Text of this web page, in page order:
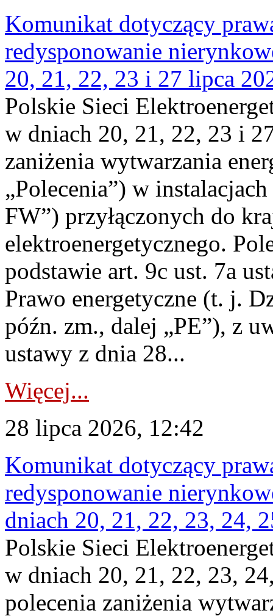
Komunikat dotyczący
redysponowanie
20, 21, 22, 23 i 27 lipca
Polskie Sieci
w dniach 20, 21, 22, 23 i
zaniżenia wytwarzania
„Polecenia”) w
FW”) przyłączonych do
elektroenergetycznego.
podstawie art. 9c ust. 7a
Prawo energetyczne (t. j.
późn. zm., dalej „PE”), z
ustawy z dnia 28...
Więcej...
28 lipca 2026, 12:42
Komunikat dotyczący
redysponowanie
dniach 20, 21, 22, 23, 24,
Polskie Sieci
w dniach 20, 21, 22, 23,
polecenia zaniżenia